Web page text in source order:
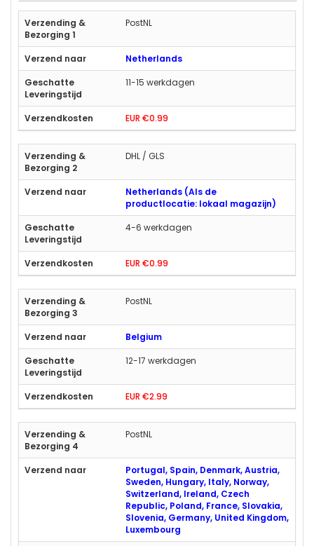
PostNL
Netherlands
11-15 werkdagen
EUR €0.99
DHL / GLS
Netherlands (Als de
productlocatie: lokaal magazijn)
4-6 werkdagen
EUR €0.99
PostNL
Belgium
12-17 werkdagen
EUR €2.99
PostNL
Portugal, Spain, Denmark, Austria,
Sweden, Hungary, Italy, Norway,
Switzerland, Ireland, Czech
Republic, Poland, France, Slovakia,
Slovenia, Germany, United Kingdom,
Luxembourg